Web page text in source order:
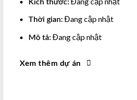
Kích thước:
Thời gian: Đang cập nhật
Mô tả: Đang cập nhật
Xem thêm dự án